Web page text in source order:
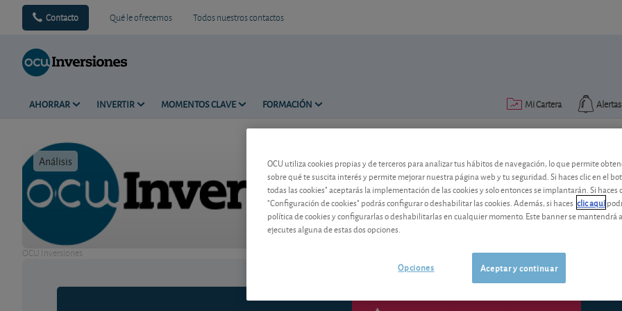
Contacto Qué le ofrecemos Todos nuestros contactos
AHORRAR INVERTIR MOMENTOS CLAVE FORMACIÓN Alertas
Mi Cartera
Análisis Tiempo de lectura: 2 min.
OCU Inversiones
Fiat: dos nuevas emisiones
¿Han tenido éxito las nuevas
OCU utiliza cookies propias y de terceros para analizar tus hábitos de navegación, lo que permite
sobre qué te suscita interés y permite mejorar nuestra página web y tu seguridad. Si haces clic en el
todas las cookies" aceptarás la implementación de las cookies y solo entonces se implantarán. Si haces
"Configuración de cookies" podrás configurar o deshabilitar las cookies. Además, si haces clic aquí
política de cookies y configurarlas o deshabilitarlas en cualquier momento. Este banner se mantendrá
ejecutes alguna de estas dos opciones.
Aceptar y continuar
Opciones